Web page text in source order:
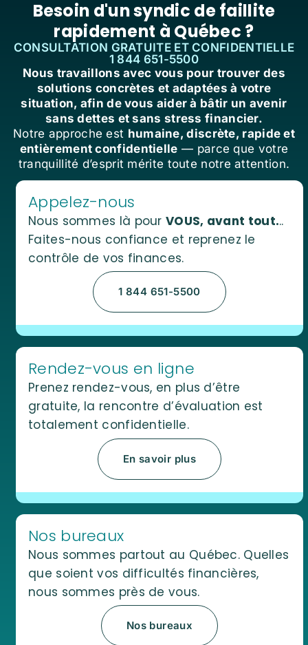
Besoin d'un syndic de faillite
rapidement à Québec ?
CONSULTATION GRATUITE ET CONFIDENTIELLE
1 844 651-5500
Nous travaillons avec vous pour trouver des
solutions concrètes et adaptées à votre
situation, afin de vous aider à bâtir un avenir
sans dettes et sans stress financier.
Notre approche est humaine, discrète, rapide et
entièrement confidentielle — parce que votre
tranquillité d’esprit mérite toute notre attention.
Appelez-nous
Nous sommes là pour VOUS, avant tout...
Faites-nous confiance et reprenez le
contrôle de vos finances.
1 844 651-5500
Rendez-vous en ligne
Prenez rendez-vous, en plus d’être
gratuite, la rencontre d’évaluation est
totalement confidentielle.
En savoir plus
Nos bureaux
Nous sommes partout au Québec. Quelles
que soient vos difficultés financières,
nous sommes près de vous.
Nos bureaux